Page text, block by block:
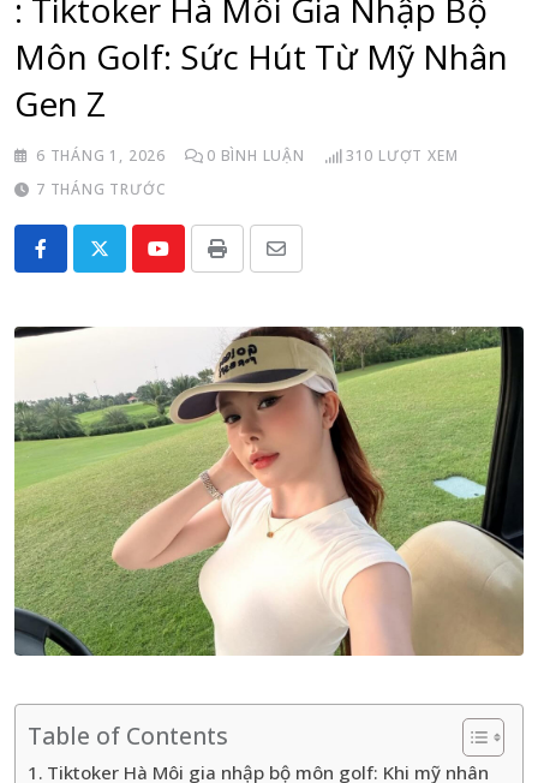
Môn Golf: Sức Hút Từ Mỹ Nhân
Gen Z
6 THÁNG 1, 2026 0 BÌNH LUẬN 310 LƯỢT XEM
7 THÁNG TRƯỚC
YoutubePrint
Share
Email
Table of Contents
Tiktoker Hà Môi gia nhập bộ môn golf: Khi mỹ nhân